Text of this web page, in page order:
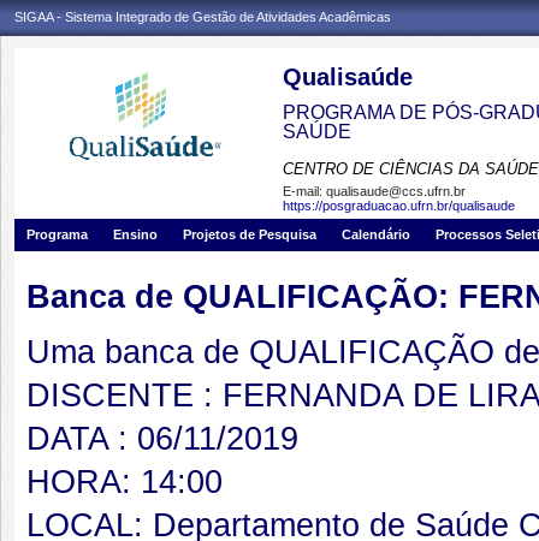
SIGAA - Sistema Integrado de Gestão de Atividades Acadêmicas
Qualisaúde
PROGRAMA DE PÓS-
SAÚDE
CENTRO DE CIÊNCIAS DA SAÚDE
E-mail: qualisaude@ccs.ufrn.br
https://posgraduacao.ufrn.br/qualisaude
Programa
Ensino Projetos de Pesquisa Calendário Processos
Banca de QUALIFICAÇÃO:
Uma banca de QUALIFICAÇÃO
DISCENTE : FERNANDA DE
DATA : 06/11/2019
HORA: 14:00
LOCAL: Departamento de Saúde